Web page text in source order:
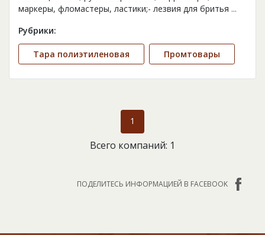
маркеры, фломастеры, ластики;- лезвия для бритья ...
Рубрики:
Тара полиэтиленовая Промтовары
1
Всего компаний: 1
ПОДЕЛИТЕСЬ ИНФОРМАЦИЕЙ В FACEBOOK